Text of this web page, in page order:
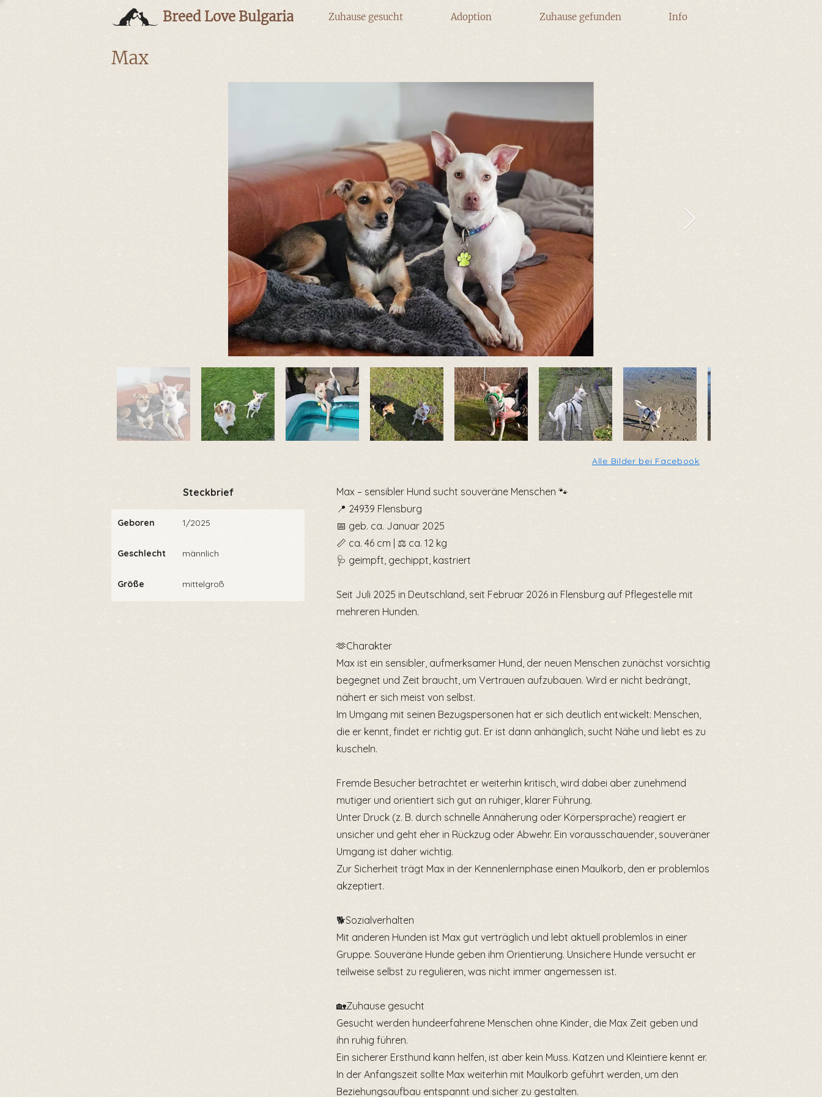
Breed Love Bulgaria Zuhause gesucht Adoption Zuhause gefunden Info
Max
Alle Bilder bei Facebook
Steckbrief
Geboren 1/2025
Geschlecht männlich
Größe mittelgroß
Max – sensibler Hund sucht souveräne Menschen 🐾
📍 24939 Flensburg
📅 geb. ca. Januar 2025
📏 ca. 46 cm | ⚖ ca. 12 kg
🩺 geimpft, gechippt, kastriert
Seit Juli 2025 in Deutschland, seit Februar 2026 in Flensburg auf Pflegestelle mit
mehreren Hunden.
🫶Charakter
Max ist ein sensibler, aufmerksamer Hund, der neuen Menschen zunächst vorsichtig
begegnet und Zeit braucht, um Vertrauen aufzubauen. Wird er nicht bedrängt,
nähert er sich meist von selbst.
Im Umgang mit seinen Bezugspersonen hat er sich deutlich entwickelt: Menschen,
die er kennt, findet er richtig gut. Er ist dann anhänglich, sucht Nähe und liebt es zu
kuscheln.
Fremde Besucher betrachtet er weiterhin kritisch, wird dabei aber zunehmend
mutiger und orientiert sich gut an ruhiger, klarer Führung.
Unter Druck (z. B. durch schnelle Annäherung oder Körpersprache) reagiert er
unsicher und geht eher in Rückzug oder Abwehr. Ein vorausschauender, souveräner
Umgang ist daher wichtig.
Zur Sicherheit trägt Max in der Kennenlernphase einen Maulkorb, den er problemlos
akzeptiert.
🐕Sozialverhalten
Mit anderen Hunden ist Max gut verträglich und lebt aktuell problemlos in einer
Gruppe. Souveräne Hunde geben ihm Orientierung. Unsichere Hunde versucht er
teilweise selbst zu regulieren, was nicht immer angemessen ist.
🏡Zuhause gesucht
Gesucht werden hundeerfahrene Menschen ohne Kinder, die Max Zeit geben und
ihn ruhig führen.
Ein sicherer Ersthund kann helfen, ist aber kein Muss. Katzen und Kleintiere kennt er.
In der Anfangszeit sollte Max weiterhin mit Maulkorb geführt werden, um den
Beziehungsaufbau entspannt und sicher zu gestalten.